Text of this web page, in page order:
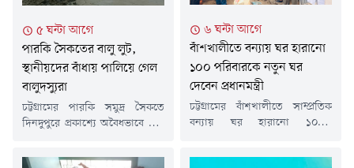
৫ ঘন্টা আগে
পারকি সৈকতের বালু লুট,
স্থানীয়দের বাঁধায় পালিয়ে গেল
বালুদস্যুরা
চট্টগ্রামের পারকি সমুদ্র সৈকতে
দিনদুপুরে প্রকাশ্যে অবৈধভাবে বালু
বাঁধার মুখে পালিয়ে গেছে
৬ ঘন্টা আগে
বাঁশখালীতে বন্যায় ঘর হারানো
১০০ পরিবারকে নতুন ঘর
দেবেন প্রধানমন্ত্রী
চট্টগ্রামের বাঁশখালীতে সাম্প্রতিক
বন্যায় ঘর হারানো ১০০টি
নির্মাণ করেছে। আগামী রবিবার (৯